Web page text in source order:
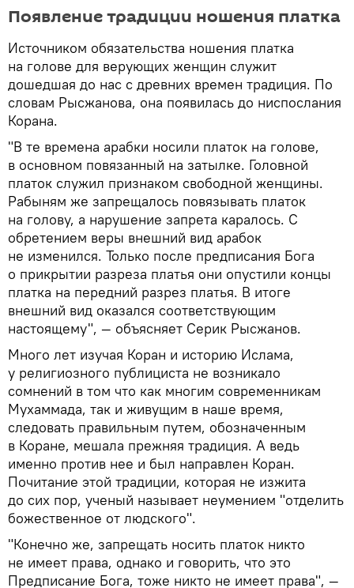
Появление традиции ношения платка
Источником обязательства ношения платка
на голове для верующих женщин служит
дошедшая до нас с древних времен традиция. По
словам Рысжанова, она появилась до ниспослания
Корана.
"В те времена арабки носили платок на голове,
в основном повязанный на затылке. Головной
платок служил признаком свободной женщины.
Рабыням же запрещалось повязывать платок
на голову, а нарушение запрета каралось. С
обретением веры внешний вид арабок
не изменился. Только после предписания Бога
о прикрытии разреза платья они опустили концы
платка на передний разрез платья. В итоге
внешний вид оказался соответствующим
настоящему", — объясняет Серик Рысжанов.
Много лет изучая Коран и историю Ислама,
у религиозного публициста не возникало
сомнений в том что как многим современникам
Мухаммада, так и живущим в наше время,
следовать правильным путем, обозначенным
в Коране, мешала прежняя традиция. А ведь
именно против нее и был направлен Коран.
Почитание этой традиции, которая не изжита
до сих пор, ученый называет неумением "отделить
божественное от людского".
"Конечно же, запрещать носить платок никто
не имеет права, однако и говорить, что это
Предписание Бога, тоже никто не имеет права", —